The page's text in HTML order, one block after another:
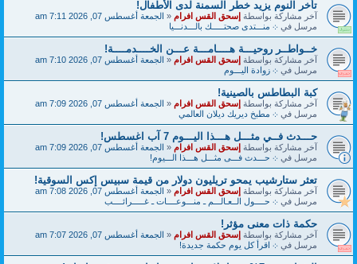
تأخر النوم يزيد خطر السمنة لدى الأطفال!
آخر مشاركة بواسطةإسحق القس افرام«الجمعة أغسطس 07, 2026 7:11 am
مرسل في܀ منـــتدى صحتـــــك بالـــدنـــيا
خــواطــر روحيـــة هــــامـــة عـــن الخــــدمــــة!
آخر مشاركة بواسطةإسحق القس افرام«الجمعة أغسطس 07, 2026 7:10 am
مرسل في܀ زوادة اليـــوم
كبة البطاطس بالصينية!
آخر مشاركة بواسطةإسحق القس افرام«الجمعة أغسطس 07, 2026 7:09 am
مرسل في܀ مطبخ ديريك ديلان العالمي
حـــدث فــي مثـــل هـــذا اليـــوم 7 آب اغسطس!
آخر مشاركة بواسطةإسحق القس افرام«الجمعة أغسطس 07, 2026 7:09 am
مرسل في܀ حـــدث فـــى مثـــل هـــذا الـــيوم!
تعثر ستارشيب يمحو تريليون دولار من قيمة سبيس إكس السوقية!
آخر مشاركة بواسطةإسحق القس افرام«الجمعة أغسطس 07, 2026 7:08 am
مرسل في܀ حــــول الــعـالـــم ـ منـــوعــــات ـ غـــــرائــــب
حكمة ذات معنى مؤثر!
آخر مشاركة بواسطةإسحق القس افرام«الجمعة أغسطس 07, 2026 7:07 am
مرسل في܀ اقرأ كل يوم حكمة جديدة!